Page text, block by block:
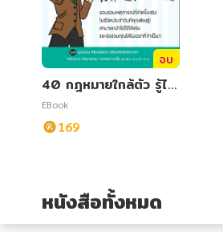
วรรณกรรม
การเกษตร ชีววิทยา
การเรียน การศึกษา
เทคโนโลยี การสื่อสาร วิทยาศาส
การพัฒนาตนเอง
วรรณกรรม
การเกษตร ชีววิทยา
การเรียน การศึกษา
เทคโนโลยี การสื่อสาร วิทยาศาส
การพัฒนาตนเอง
จบ
40 กฎหมายใกล้ตัว รู้ไว้
ไม่ถูกเอาเปรียบ!!
EBook
169
หนังสือทั้งหมด